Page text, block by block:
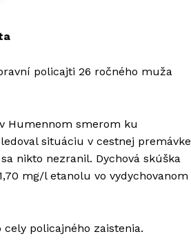
policajti 26 ročného muža
Humennom smerom ku
situáciu v cestnej premávke
nikto nezranil. Dychová skúška
mg/l etanolu vo vydychovanom
policajného zaistenia.